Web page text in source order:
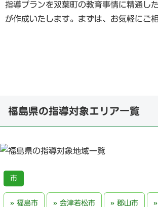
指導プランを双葉町の教育事情に精通し
が作成いたします。まずは、お気軽にご
福島県の指導対象エリア一覧
福島市 会津若松市 郡山市